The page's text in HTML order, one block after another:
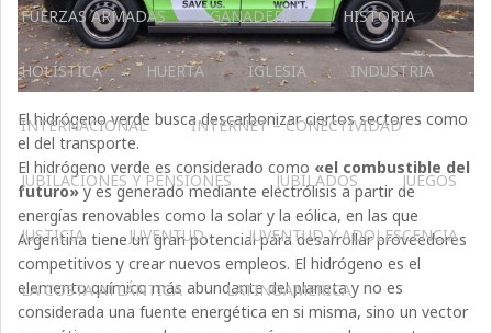
FUERZAS ARMADAS GANADERIA HISTORIA
HOLÍSTICA HUERTA IGLESIA INDUSTRIA
INTERNACIONAL INTERNET – CONECTIVIDAD
JUBILACIONES Y PENSIONES JUBILADOS JUEGOS
JUSTICIA JUVENTUD JUVENTUD Y ADOLESCENCIA
LA COSTA ATLÁNTICA LATINOAMERICA
El hidrógeno verde busca descarbonizar ciertos sectores como
el del transporte.
El hidrógeno verde es considerado como «el combustible del
futuro»y es generado mediante electrólisis a partir de
energías renovables como la solar y la eólica, en las que
Argentina tiene un gran potencial para desarrollar proveedores
competitivos y crear nuevos empleos. El hidrógeno es el
elemento químico más abundante del planeta y no es
considerada una fuente energética en si misma, sino un vector